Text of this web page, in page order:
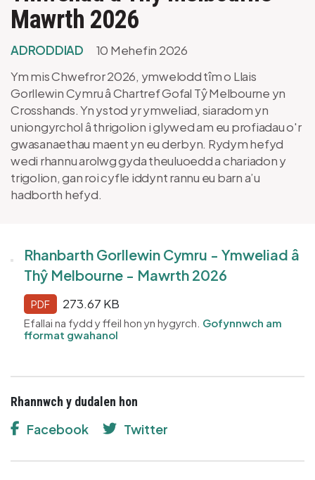
Mawrth 2026
ADRODDIAD
10 Mehefin 2026
Ym mis Chwefror 2026, ymwelodd tîm o Llais
Gorllewin Cymru â Chartref Gofal Tŷ Melbourne yn
Crosshands. Yn ystod yr ymweliad, siaradom yn
uniongyrchol â thrigolion i glywed am eu profiadau o'r
gwasanaethau maent yn eu derbyn. Rydym hefyd
wedi rhannu arolwg gyda theuluoedd a chariadon y
trigolion, gan roi cyfle iddynt rannu eu barn a’u
hadborth hefyd.
Rhanbarth Gorllewin Cymru - Ymweliad â
Thŷ Melbourne - Mawrth 2026
PDF 273.67 KB
Efallai na fydd y ffeil hon yn hygyrch. Gofynnwch am
fformat gwahanol
Rhannwch y dudalen hon
Facebook Twitter